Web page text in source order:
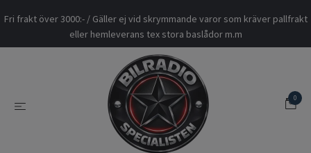
Fri frakt över 3000:- / Gäller ej vid skrymmande varor som kräver pallfrakt
eller hemleverans tex stora baslådor m.m
0